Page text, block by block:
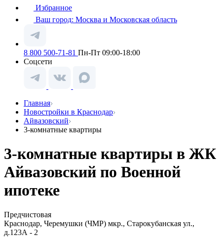
Избранное
Ваш город: Москва и Московская область
8 800 500-71-81 Пн-Пт 09:00-18:00
Соцсети
Главная
Новостройки в Краснодар
Айвазовский
3-комнатные квартиры
3-комнатные квартиры в ЖК
Айвазовский по Военной
ипотеке
Предчистовая
Краснодар, Черемушки (ЧМР) мкр., Старокубанская ул.,
д.123А - 2